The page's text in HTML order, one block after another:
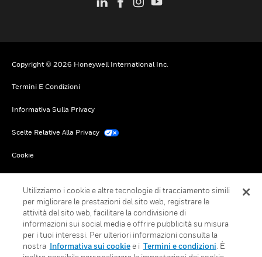
Copyright © 2026 Honeywell International Inc.
Termini E Condizioni
Informativa Sulla Privacy
Scelte Relative Alla Privacy
Cookie
Utilizziamo i cookie e altre tecnologie di tracciamento simili
per migliorare le prestazioni del sito web, registrare le
attività del sito web, facilitare la condivisione di
informazioni sui social media e offrire pubblicità su misura
per i tuoi interessi. Per ulteriori informazioni consulta la
nostra Informativa sui cookiee i Termini e condizioni . È